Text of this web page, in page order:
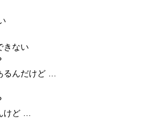
きない
るんだけど …
けど …